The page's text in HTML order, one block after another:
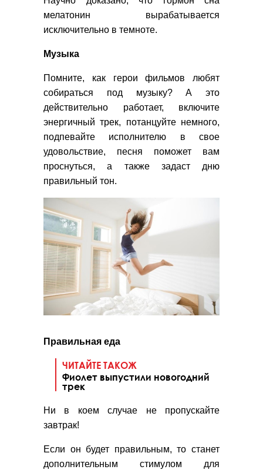
мелатонин вырабатывается
исключительно в темноте.
Музыка
Помните, как герои фильмов любят
собираться под музыку? А это
действительно работает, включите
энергичный трек, потанцуйте немного,
подпевайте исполнителю в свое
удовольствие, песня поможет вам
проснуться, а также задаст дню
правильный тон.
Правильная еда
ЧИТАЙТЕ ТАКОЖ
Фиолет выпустили новогодний
трек
Ни в коем случае не пропускайте
завтрак!
Если он будет правильным, то станет
дополнительным стимулом для